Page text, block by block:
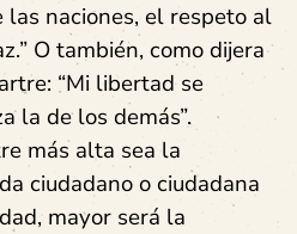
las naciones, el respeto al
O también, como dijera
“Mi libertad se
la de los demás”.
más alta sea la
ciudadano o ciudadana
mayor será la